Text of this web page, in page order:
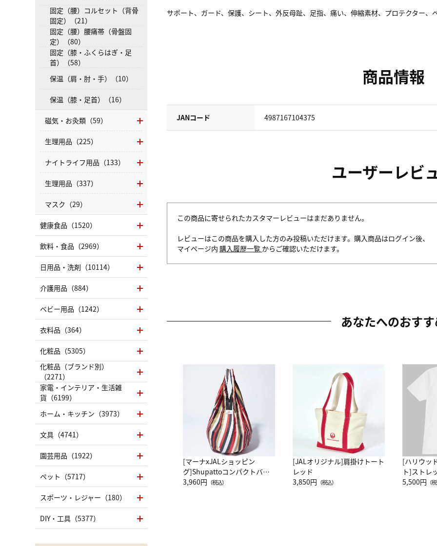
サポート、ガード、保護、シート、外反母趾、足指、痛い、伸縮素材、プロテクター、
商品情報
JANコード 4987167104375
ユーザーレビ
この商品に寄せられたカスタマーレビューはまだありません。
レビューはこの商品を購入した方のみ投稿いただけます。購入商品はログイン後、
マイページ内 購入履歴一覧 からご確認いただけます。
あなたへのおす
[マーナxJALショッピン
グ]Shupattoコンパクトバッ
グ Drop JAL客室乗務員
3,960円 （税込）
[JALオリジナル]肩掛けトート
レッド
3,850円 （税込）
[ハリウッ
ト]ストレ
ーネック別
5,500円 （
固定（腰）コルセット（背骨
固定）（21）
固定（腰）腰痛帯（骨盤固
定）（80）
固定（膝・ふくらはぎ・足
首）（58）
保温（肩・肘・手）（10）
保温（膝・足首）（16）
磁気・お灸類（59）
生理用品（225）
ナイトライフ用品（133）
生理用品（337）
マスク（29）
健康食品（1520）
飲料・食品（2969）
日用品・洗剤（10114）
介護用品（884）
ベビー用品（1242）
衣料品（364）
化粧品（5305）
化粧品（ブランド別）
（2271）
家電・インテリア・生活雑
貨（6199）
ホーム・キッチン（3973）
文具（4741）
園芸用品（1922）
ペット（5717）
スポーツ・レジャー（180）
DIY・工具（5377）